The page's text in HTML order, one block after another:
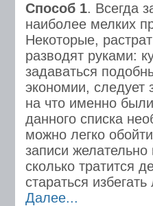
Способ 1. Всегда
наиболее мелких
Некоторые,
разводят руками:
задаваться
экономии, следует
на что именно
данного списка
можно легко
записи
сколько тратится
стараться
Далее...